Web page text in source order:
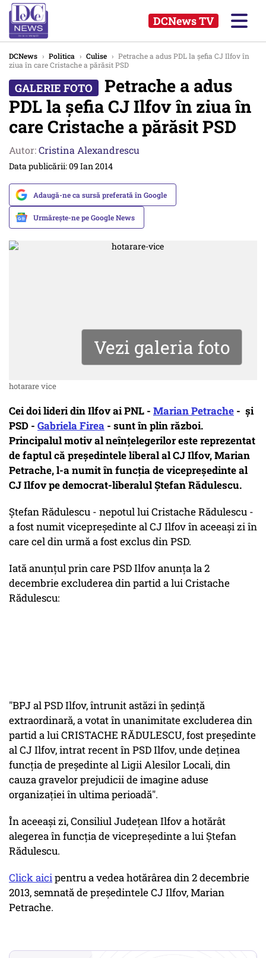
DCNews TV
DCNews › Politica › Culise › Petrache a adus PDL la șefia CJ Ilfov în
ziua în care Cristache a părăsit PSD
Petrache a adus
PDL la șefia CJ Ilfov în ziua în
care Cristache a părăsit PSD
Autor:Cristina Alexandrescu
Data publicării: 09 Ian 2014
Adaugă-ne ca sursă preferată în Google
Urmărește-ne pe Google News
Vezi galeria foto
hotarare vice
Cei doi lideri din Ilfov ai PNL - Marian Petrache - și
PSD - Gabriela Firea - sunt în plin război.
Principalul motiv al neînțelegerilor este reprezentat
de faptul că președintele liberal al CJ Ilfov, Marian
Petrache, l-a numit în funcția de vicepreședinte al
CJ Ilfov pe democrat-liberalul Ștefan Rădulescu.
Ștefan Rădulescu - nepotul lui Cristache Rădulescu -
a fost numit vicepreședinte al CJ Ilfov în aceeași zi în
care cel din urmă a fost exclus din PSD.
Iată anunțul prin care PSD Ilfov anunța la 2
decembrie excluderea din partid a lui Cristache
Rădulescu:
"BPJ al PSD Ilfov, întrunit astăzi în ședință
extraordinară, a votat în unanimitate excluderea din
partid a lui CRISTACHE RĂDULESCU, fost președinte
al CJ Ilfov, intrat recent în PSD Ilfov, unde deținea
funcția de președinte al Ligii Alesilor Locali, din
cauza gravelor prejudicii de imagine aduse
organizației în ultima perioadă".
În aceeași zi, Consiliul Județean Ilfov a hotărât
alegerea în funcția de vicepreședinte a lui Ștefan
Rădulescu.
Click aicipentru a vedea hotărârea din 2 decembrie
2013, semnată de președintele CJ Ilfov, Marian
Petrache.